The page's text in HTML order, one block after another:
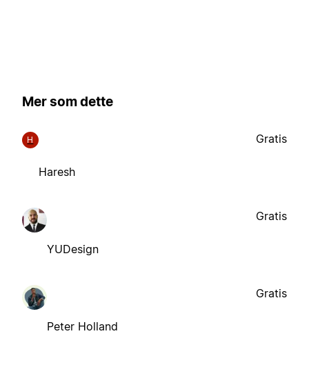
Mer som dette
H
Haresh
Gratis
YUDesign
Gratis
Peter Holland
Gratis